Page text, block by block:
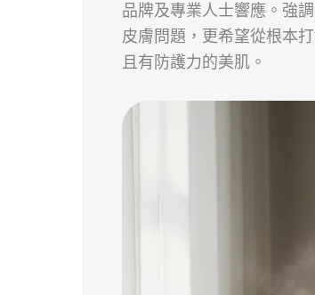
品牌及專業人士響應。強
皮膚問題，更希望從根本
且有防護力的美肌。